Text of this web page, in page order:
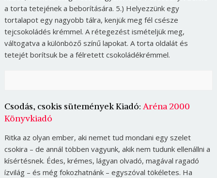
a torta tetejének a beborítására. 5.) Helyezzünk egy
tortalapot egy nagyobb tálra, kenjük meg fél csésze
tejcsokoládés krémmel. A rétegezést ismételjük meg,
váltogatva a különböző színű lapokat. A torta oldalát és
tetejét borítsuk be a félretett csokoládékrémmel.
Csodás, csokis sütemények Kiadó: Aréna 2000
Könyvkiadó
Ritka az olyan ember, aki nemet tud mondani egy szelet
csokira – de annál többen vagyunk, akik nem tudunk ellenállni a
kísértésnek. Édes, krémes, lágyan olvadó, magával ragadó
ízvilág – és még fokozhatnánk – egyszóval tökéletes. Ha